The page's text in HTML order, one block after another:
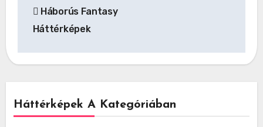
navigáció
Háborús Fantasy
Háttérképek
Háttérképek A Kategóriában